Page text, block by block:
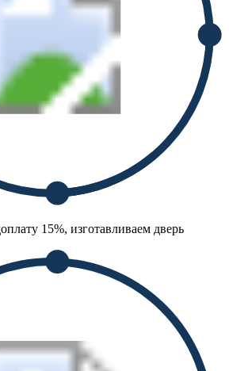
15%, изготавливаем дверь